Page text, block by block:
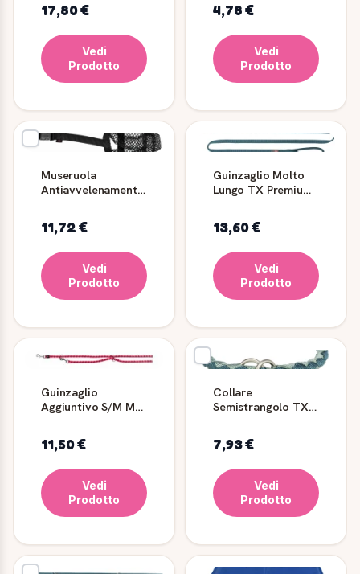
17,80 €
Vedi
Prodotto
Ruggine/Grigio
4,78 €
Vedi
Prodotto
Museruola
Antiavvelenamento
11,72 €
Vedi
Prodotto
Guinzaglio Molto
Lungo TX Premium
13,60 €
Vedi
Prodotto
Guinzaglio
Aggiuntivo S/M MT
TRIXIE
11,50 €
Vedi
Prodotto
Collare
Semistrangolo TX
7,93 €
Vedi
Prodotto